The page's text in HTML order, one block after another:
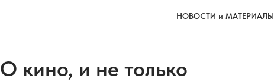
НОВОСТИ и МАТЕРИАЛЫ
О кино, и не только